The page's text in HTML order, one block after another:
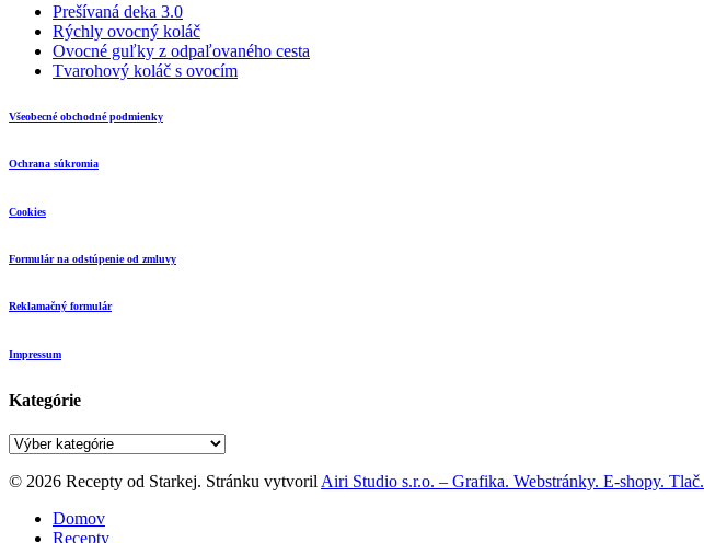
Prešívaná deka 3.0
Rýchly ovocný koláč
Ovocné guľky z odpaľovaného cesta
Tvarohový koláč s ovocím
Všeobecné obchodné podmienky
Ochrana súkromia
Cookies
Formulár na odstúpenie od zmluvy
Reklamačný formulár
Impressum
Kategórie
Kategórie
© 2026 Recepty od Starkej. Stránku vytvoril Airi Studio s.r.o. – Grafika. Webstránky. E-shopy. Tlač.
Close
Menu
Domov
Recepty